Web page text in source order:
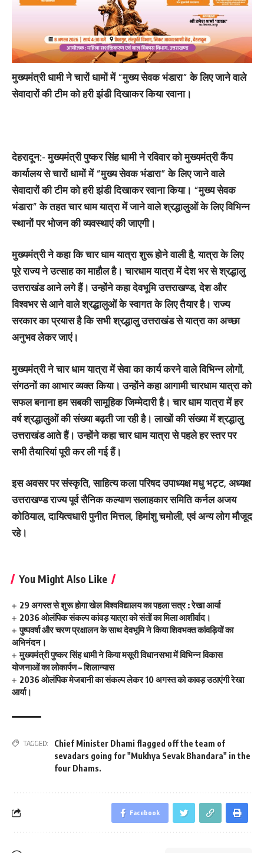
मुख्यमंत्री धामी ने चारों धामों में “मुख्य सेवक भंडारा” के लिए जाने वाले
सेवादारों की टीम को हरी झंडी दिखाकर किया रवाना।
देहरादून:-मुख्यमंत्री पुष्कर सिंह धामी ने रविवार को मुख्यमंत्री कैंप
कार्यालय से चारों धामों में “मुख्य सेवक भंडारा” के लिए जाने वाले
सेवादारों की टीम को हरी झंडी दिखाकर रवाना किया। “मुख्य सेवक
भंडारा” के तहत चार धाम यात्रा में जाने वाले श्रद्धालुओं के लिए विभिन्न
स्थानों पर भोजन की व्यवस्थाएं की जाएगी।
मुख्यमंत्री ने कहा कि चार धाम यात्रा शुरू होने वाली है, यात्रा के लिए
पूरे राज्य ने उत्साह का माहौल है। चारधाम यात्रा में देश भर से श्रद्धालु
उत्तराखंड आने लगे हैं। उन्होंने कहा देवभूमि उत्तराखण्ड, देश और
विश्वभर से आने वाले श्रद्धालुओं के स्वागत के लिए तैयार है। राज्य
सरकार का प्रयास है कि सभी श्रद्धालु उत्तराखंड से यात्रा का अच्छा
अनुभव लेकर जाएं।
मुख्यमंत्री ने चार धाम यात्रा में सेवा का कार्य करने वाले विभिन्न लोगों,
संगठनों का आभार व्यक्त किया। उन्होंने कहा आगामी चारधाम यात्रा को
सफल बनाना हम सबकी सामूहिक जिम्मेदारी है। चार धाम यात्रा में हर
वर्ष श्रद्धालुओं की संख्या बढ़ती जा रही है। लाखों की संख्या में श्रद्धालु
उत्तराखंड आते हैं। उन्होंने कहा चार धाम यात्रा से पहले हर स्तर पर
सभी तैयारियां पूरी कर ली गई हैं।
इस अवसर पर संस्कृति, साहित्य कला परिषद उपाध्यक्ष मधु भट्ट, अध्यक्ष
उत्तराखण्ड राज्य पूर्व सैनिक कल्याण सलाहकार समिति कर्नल अजय
कोठियाल, दायित्वधारी पुनीत मित्तल, हिमांशु चमोली, एवं अन्य लोग मौजूद
रहे।
You Might Also Like
29 अगस्त से शुरू होगा खेल विश्वविद्यालय का पहला सत्र : रेखा आर्या
2036 ओलंपिक संकल्प कांवड़ यात्रा को संतों का मिला आशीर्वाद।
पुष्पवर्षा और चरण प्रक्षालन के साथ देवभूमि ने किया शिवभक्त कांवड़ियों का
अभिनंदन।
मुख्यमंत्री पुष्कर सिंह धामी ने किया मसूरी विधानसभा में विभिन्न विकास
योजनाओं का लोकार्पण – शिलान्यास
2036 ओलंपिक मेजबानी का संकल्प लेकर 10 अगस्त को कावड़ उठाएंगी रेखा
आर्या।
TAGGED:
Chief Minister Dhami flagged off the team of
sevadars going for "Mukhya Sevak Bhandara" in the
four Dhams.
Facebook